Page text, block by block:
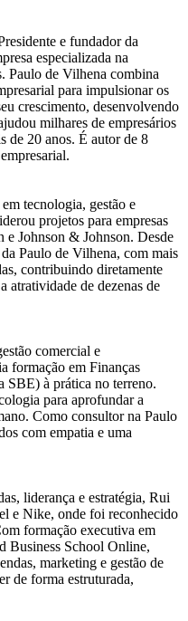
e fundador da
especializada na
Paulo de Vilhena combina
para impulsionar os
crescimento, desenvolvendo
milhares de empresários
de 20 anos. É autor de 8
tecnologia, gestão e
projetos para empresas
e Johnson & Johnson. Desde
Paulo de Vilhena, com mais
contribuindo diretamente
atratividade de dezenas de
comercial e
formação em Finanças
SBE) à prática no terreno.
para aprofundar a
Como consultor na Paulo
com empatia e uma
liderança e estratégia, Rui
e Nike, onde foi reconhecido
formação executiva em
Business School Online,
marketing e gestão de
de forma estruturada,